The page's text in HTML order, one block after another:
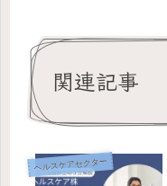
関連記事
ヘルスケアセクター